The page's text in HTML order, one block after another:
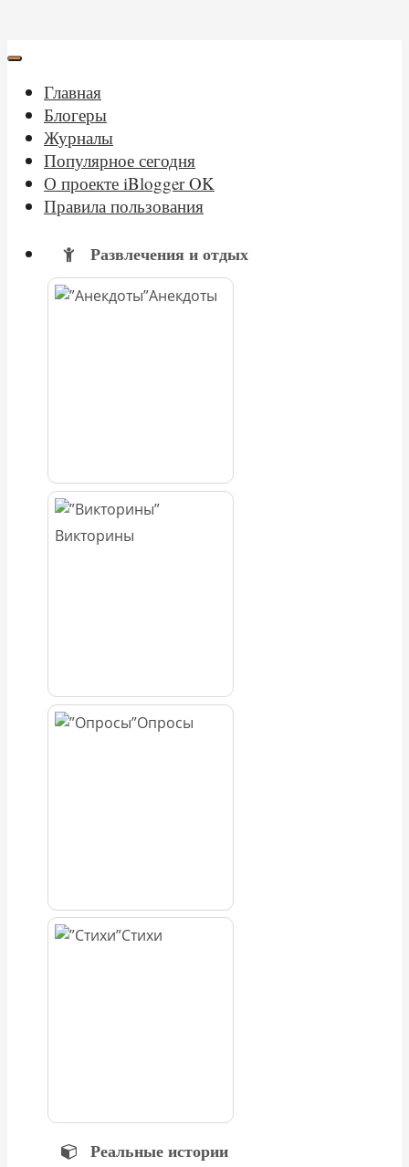
Главная
Блогеры
Журналы
Популярное сегодня
О проекте iBlogger OK
Правила пользования
Развлечения и отдых
Анекдоты
Викторины
Опросы
Стихи
Реальные истории